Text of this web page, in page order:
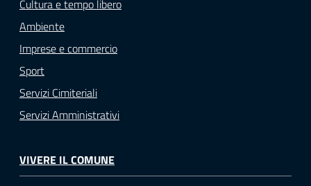
Seguici
su
Cultura e tempo libero
Ambiente
Imprese e commercio
Sport
Servizi Cimiteriali
Servizi Amministrativi
VIVERE IL COMUNE